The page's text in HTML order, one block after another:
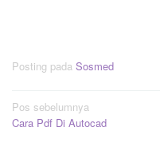
Posting pada Sosmed
Navigasi
pos
Pos sebelumnya
Cara Pdf Di Autocad